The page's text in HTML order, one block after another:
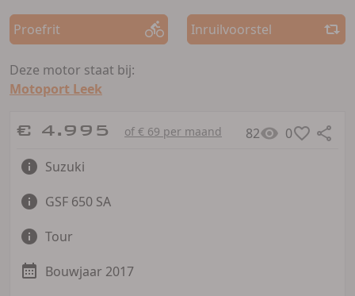
Proefrit Inruilvoorstel
Deze motor staat bij:
Motoport Leek
€ 4.995 of € 69 per maand 82
0
Suzuki
GSF 650 SA
Tour
Bouwjaar 2017